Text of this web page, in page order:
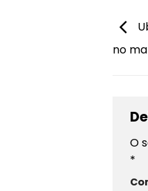
no
O
*